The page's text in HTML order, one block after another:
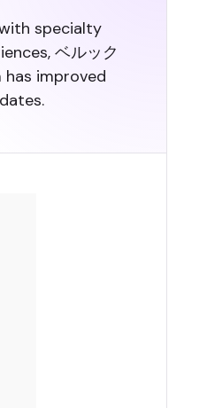
specialty
ベルック
improved